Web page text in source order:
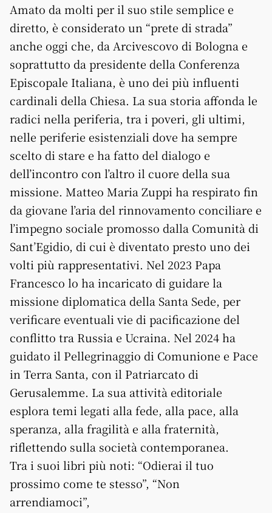
Amato da molti per il suo stile semplice e
diretto, è considerato un “prete di strada”
anche oggi che, da Arcivescovo di Bologna e
soprattutto da presidente della Conferenza
Episcopale Italiana, è uno dei più influenti
cardinali della Chiesa. La sua storia affonda le
radici nella periferia, tra i poveri, gli ultimi,
nelle periferie esistenziali dove ha sempre
scelto di stare e ha fatto del dialogo e
dell’incontro con l’altro il cuore della sua
missione. Matteo Maria Zuppi ha respirato fin
da giovane l’aria del rinnovamento conciliare e
l’impegno sociale promosso dalla Comunità di
Sant’Egidio, di cui è diventato presto uno dei
volti più rappresentativi. Nel 2023 Papa
Francesco lo ha incaricato di guidare la
missione diplomatica della Santa Sede, per
verificare eventuali vie di pacificazione del
conflitto tra Russia e Ucraina. Nel 2024 ha
guidato il Pellegrinaggio di Comunione e Pace
in Terra Santa, con il Patriarcato di
Gerusalemme. La sua attività editoriale
esplora temi legati alla fede, alla pace, alla
speranza, alla fragilità e alla fraternità,
riflettendo sulla società contemporanea.
Tra i suoi libri più noti: “Odierai il tuo
prossimo come te stesso”, “Non
arrendiamoci”,